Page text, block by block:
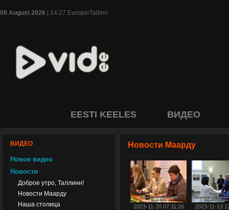
08 August 2026 | 14:27 Europe/Tallinn
EESTI KEELES ВИДЕО
ВИДЕО
Новое видео
Новости
Доброе утро, Таллинн!
Новости Маарду
Наша столица
Новости Маарду
2023-11-20 07:11:26 2023-11-13